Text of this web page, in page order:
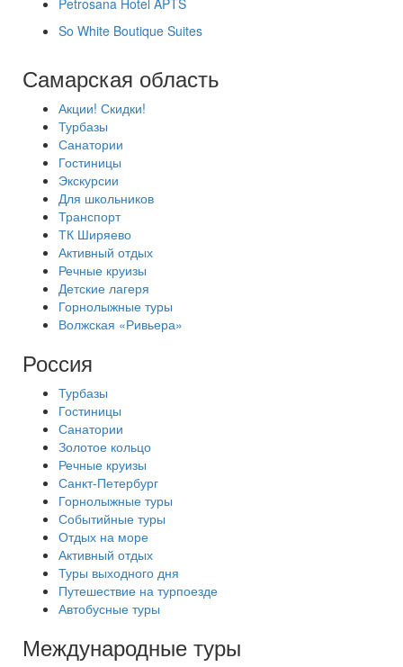
Petrosana Hotel APTS
So White Boutique Suites
Самарская область
Акции! Скидки!
Турбазы
Санатории
Гостиницы
Экскурсии
Для школьников
Транспорт
ТК Ширяево
Активный отдых
Речные круизы
Детские лагеря
Горнолыжные туры
Волжская «Ривьера»
Россия
Турбазы
Гостиницы
Санатории
Золотое кольцо
Речные круизы
Санкт-Петербург
Горнолыжные туры
Событийные туры
Отдых на море
Активный отдых
Туры выходного дня
Путешествие на турпоезде
Автобусные туры
Международные туры